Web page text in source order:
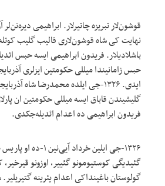
قوشون‌لار تبریزه چاتیرلار. ابراهیمی دیره‌نن‌لر
نهایت کی شاه قوشون‌لاری قالیب گلیب
حبس زامانیندا میللی حکومتین ایزلری
ایدی. ۱۳۲۶-جی ایلده محمدرضا شاه
گلیشیندن قاباق ایسه میللی حکومتین ان
فریدون ابراهیمی ده اعدام ائدیله‌جکدی.
۱۳۲۶-جی ایلین خرداد
گئیدیگی کوستیومونو گئییر، اوزونو قیرخیر،
گولوستان باغینداکی اعدام یئرینه